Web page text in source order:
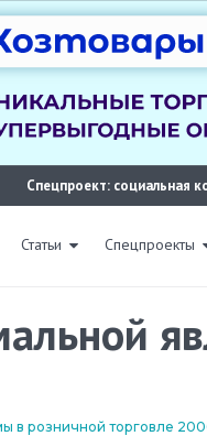
Спецпроект: социальная
Статьи Спецпроекты
в розничной торговле